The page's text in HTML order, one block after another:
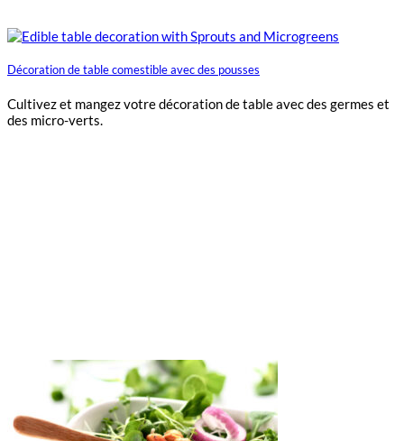
Décoration de table comestible avec des pousses
Cultivez et mangez votre décoration de table avec des germes et
des micro-verts.